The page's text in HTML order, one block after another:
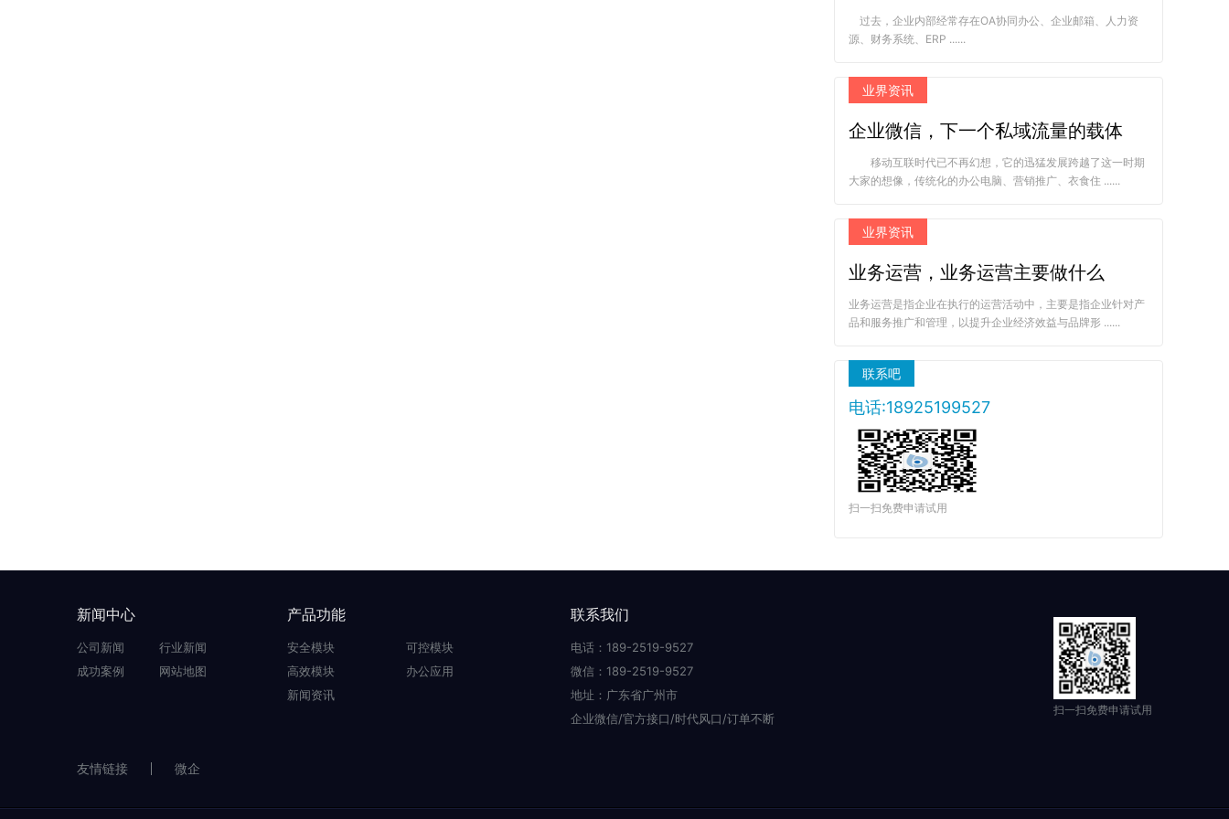
过去，企业内部经常存在OA协同办公、企业邮箱、人力资
源、财务系统、ERP ......
业界资讯
企业微信，下一个私域流量的载体
移动互联时代已不再幻想，它的迅猛发展跨越了这一时期
大家的想像，传统化的办公电脑、营销推广、衣食住 ......
业界资讯
业务运营，业务运营主要做什么
业务运营是指企业在执行的运营活动中，主要是指企业针对产
品和服务推广和管理，以提升企业经济效益与品牌形 ......
联系吧
电话:18925199527
扫一扫免费申请试用
新闻中心
公司新闻
行业新闻
成功案例
网站地图
产品功能
安全模块
可控模块
高效模块
办公应用
新闻资讯
联系我们
电话：189-2519-9527
微信：189-2519-9527
地址：广东省广州市
企业微信/官方接口/时代风口/订单不断
扫一扫免费申请试用
友情链接 微企